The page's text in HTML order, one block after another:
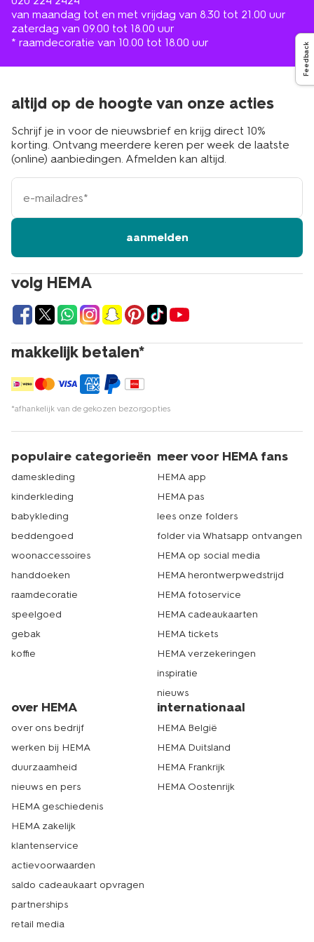
van maandag tot en met vrijdag van 8.30 tot 21.00 uur
zaterdag van 09.00 tot 18.00 uur
* raamdecoratie van 10.00 tot 18.00 uur
volg HEMA
makkelijk betalen*
*afhankelijk van de gekozen bezorgopties
altijd op de hoogte van onze acties
Schrijf je in voor de nieuwsbrief en krijg direct 10%
korting. Ontvang meerdere keren per week de laatste
(online) aanbiedingen. Afmelden kan altijd.
e-
mailadres
aanmelden
populaire categorieën
dameskleding
kinderkleding
babykleding
beddengoed
woonaccessoires
handdoeken
raamdecoratie
speelgoed
gebak
koffie
meer voor HEMA fans
HEMA app
HEMA pas
lees onze folders
folder via Whatsapp ontvangen
HEMA op social media
HEMA herontwerpwedstrijd
HEMA fotoservice
HEMA cadeaukaarten
HEMA tickets
HEMA verzekeringen
inspiratie
nieuws
over HEMA
over ons bedrijf
werken bij HEMA
duurzaamheid
nieuws en pers
HEMA geschiedenis
HEMA zakelijk
klantenservice
actievoorwaarden
saldo cadeaukaart opvragen
partnerships
retail media
internationaal
HEMA België
HEMA Duitsland
HEMA Frankrijk
HEMA Oostenrijk
Feedback